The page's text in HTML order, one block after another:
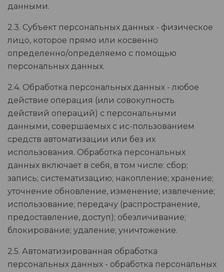
данными.
2.3. Субъект персональных данных - физическое
лицо, которое прямо или косвенно
определенно/определяемо с помощью
персональных данных.
2.4. Обработка персональных данных - любое
действие операция (или совокупность
действий операций) с персональными
данными, совершаемых с ис-пользованием
средств автоматизации или без их
использования. Обработка персональных
данных включает в себя, в том числе: сбор;
запись; систематизацию; накопление; хранение;
уточнение обновление, изменение; извлечение;
использование; передачу (распространение,
предоставление, доступ); обезличивание;
блокирование; удаление; уничтожение.
2.5. Автоматизированная обработка
персональных данных - обработка персональных